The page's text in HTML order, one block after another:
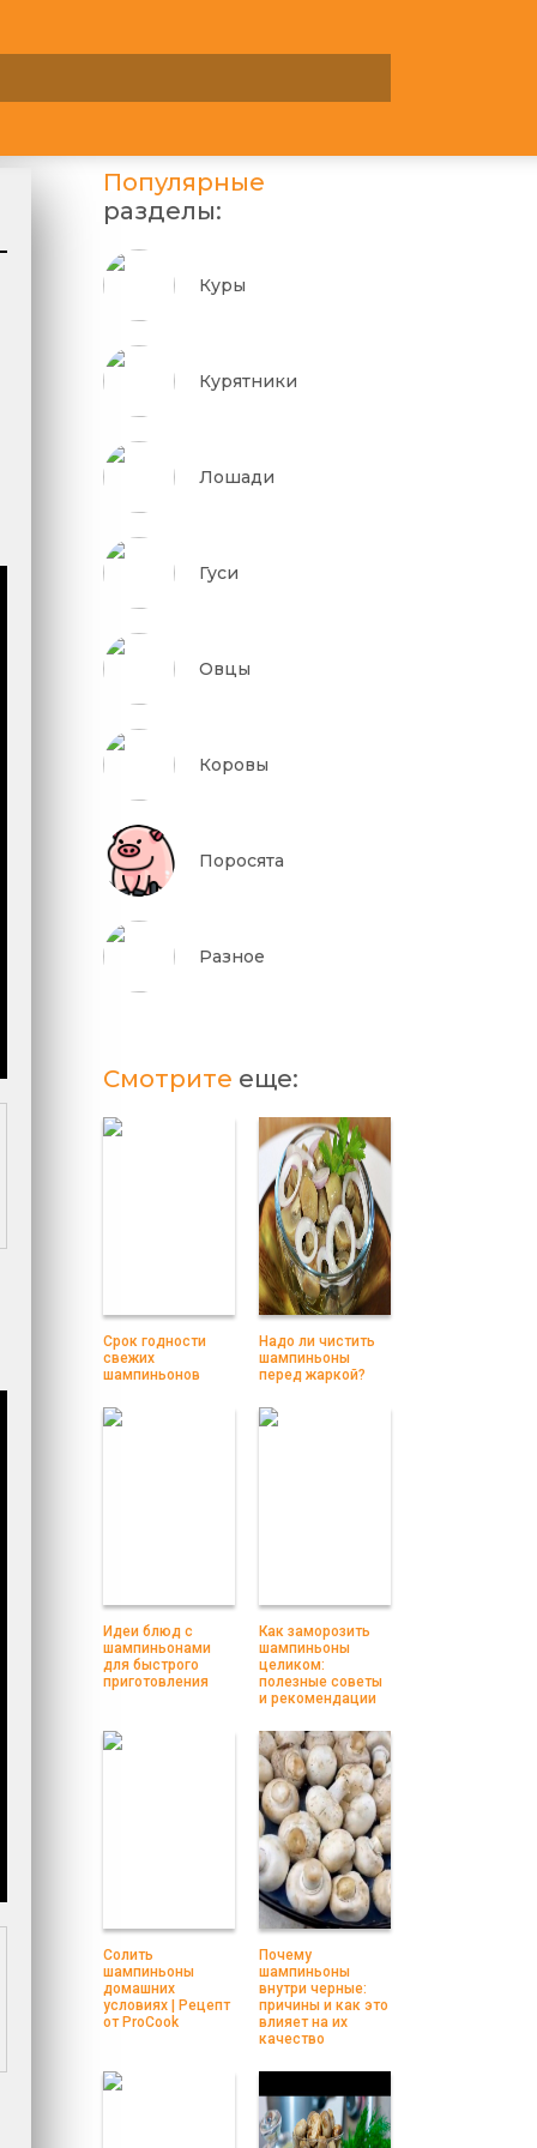
Популярные
разделы:
Куры
Курятники
Лошади
Гуси
Овцы
Коровы
Поросята
Разное
Смотрите еще:
Срок годности
свежих
шампиньонов
Надо ли чистить
шампиньоны
перед жаркой?
Идеи блюд с
шампиньонами
для быстрого
приготовления
Как заморозить
шампиньоны
целиком:
полезные советы
и рекомендации
Солить
шампиньоны
домашних
условиях | Рецепт
от ProCook
Почему
шампиньоны
внутри черные:
причины и как это
влияет на их
качество